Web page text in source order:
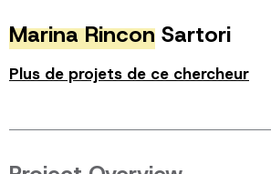
Marina Rincon Sartori
Plus de projets de ce chercheur